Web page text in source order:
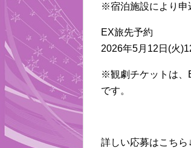
※宿泊施設により申
EX旅先予約
2026年5月12日(火
※観劇チケットは、
です。
詳しい応募はこちら↓